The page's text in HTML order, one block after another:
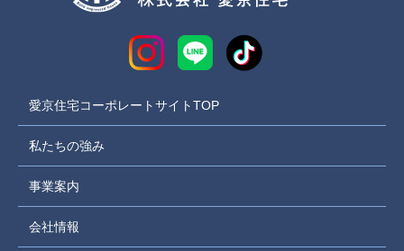
愛京住宅コーポレートサイトTOP
私たちの強み
事業案内
会社情報